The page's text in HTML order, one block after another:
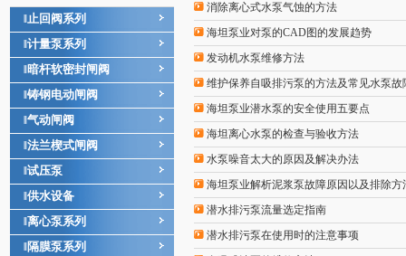
止回阀系列
计量泵系列
暗杆软密封闸阀
铸钢电动闸阀
气动闸阀
法兰楔式闸阀
试压泵
供水设备
离心泵系列
隔膜泵系列
消除离心式水泵气蚀的方法
海坦泵业对泵的CAD图的发展趋势
发动机水泵维修方法
维护保养自吸排污泵的方法及常见水泵故
海坦泵业潜水泵的安全使用五要点
海坦离心水泵的检查与验收方法
水泵噪音太大的原因及解决办法
海坦泵业解析泥浆泵故障原因以及排除方
潜水排污泵流量选定指南
潜水排污泵在使用时的注意事项